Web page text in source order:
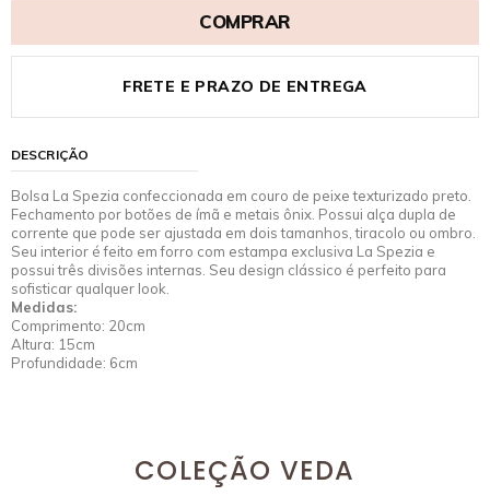
COMPRAR
FRETE E PRAZO DE ENTREGA
DESCRIÇÃO
Bolsa La Spezia confeccionada em couro de peixe texturizado preto.
Fechamento por botões de ímã e metais ônix. Possui alça dupla de
corrente que pode ser ajustada em dois tamanhos, tiracolo ou ombro.
Seu interior é feito em forro com estampa exclusiva La Spezia e
possui três divisões internas. Seu design clássico é perfeito para
sofisticar qualquer look.
Medidas:
Comprimento: 20cm
Altura: 15cm
Profundidade: 6cm
COLEÇÃO VEDA